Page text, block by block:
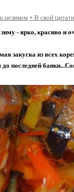
целиком+ В свой
- ярко, красиво и
из всех
последней